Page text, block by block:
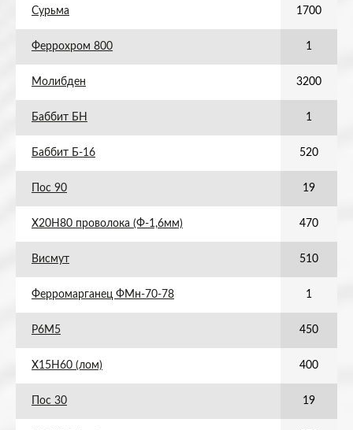
Сурьма 1700
Феррохром 800 1
Молибден 3200
Баббит БН 1
Баббит Б-16 520
Пос 90 19
Х20Н80 проволока (Ф-1,6мм) 470
Висмут 510
Ферромарганец ФМн-70-78 1
Р6М5 450
Х15Н60 (лом) 400
Пос 30 19